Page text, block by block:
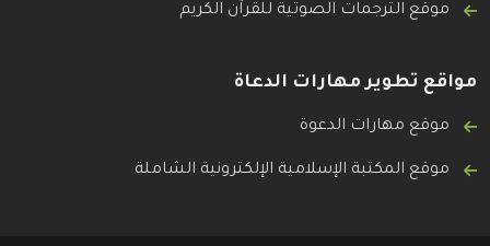
موقع الترجمات الصوتية للقرآن الكريم
مواقع تطوير مهارات الدعاة
موقع مهارات الدعوة
موقع المكتبة الإسلامية الإلكترونية الشاملة